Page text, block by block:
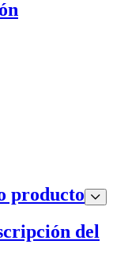
producto
del